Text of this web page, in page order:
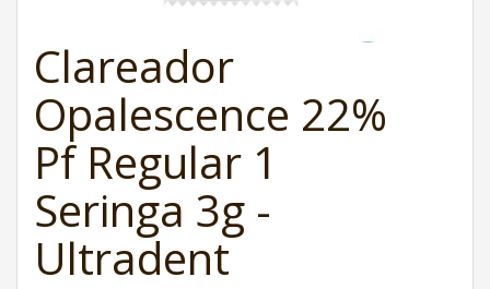
Clareador
Opalescence 22%
Pf Regular 1
Seringa 3g -
Ultradent